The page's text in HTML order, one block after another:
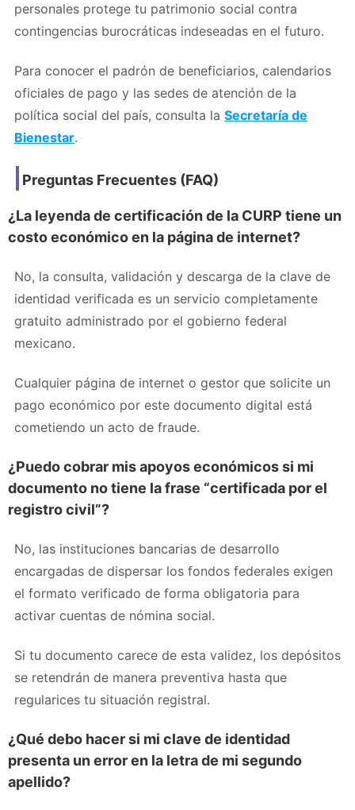
personales protege tu patrimonio social contra
contingencias burocráticas indeseadas en el futuro.
Para conocer el padrón de beneficiarios, calendarios
oficiales de pago y las sedes de atención de la
política social del país, consulta la Secretaría de
Bienestar.
Preguntas Frecuentes (FAQ)
¿La leyenda de certificación de la CURP tiene un
costo económico en la página de internet?
No, la consulta, validación y descarga de la clave de
identidad verificada es un servicio completamente
gratuito administrado por el gobierno federal
mexicano.
Cualquier página de internet o gestor que solicite un
pago económico por este documento digital está
cometiendo un acto de fraude.
¿Puedo cobrar mis apoyos económicos si mi
documento no tiene la frase “certificada por el
registro civil”?
No, las instituciones bancarias de desarrollo
encargadas de dispersar los fondos federales exigen
el formato verificado de forma obligatoria para
activar cuentas de nómina social.
Si tu documento carece de esta validez, los depósitos
se retendrán de manera preventiva hasta que
regularices tu situación registral.
¿Qué debo hacer si mi clave de identidad
presenta un error en la letra de mi segundo
apellido?